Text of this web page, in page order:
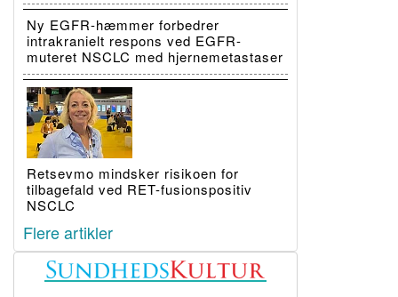
Ny EGFR-hæmmer forbedrer
intrakranielt respons ved EGFR-
muteret NSCLC med hjernemetastaser
Retsevmo mindsker risikoen for
tilbagefald ved RET-fusionspositiv
NSCLC
Flere artikler